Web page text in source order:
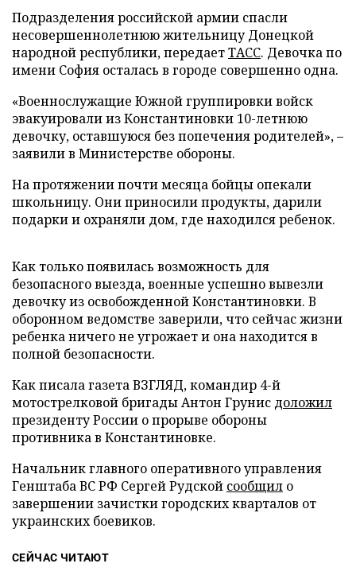
Подразделения российской армии спасли
несовершеннолетнюю жительницу Донецкой
народной республики, передаетТАСС. Девочка по
имени София осталась в городе совершенно одна.
«Военнослужащие Южной группировки войск
эвакуировали из Константиновки 10-летнюю
девочку, оставшуюся без попечения родителей», –
заявили в Министерстве обороны.
На протяжении почти месяца бойцы опекали
школьницу. Они приносили продукты, дарили
подарки и охраняли дом, где находился ребенок.
Как только появилась возможность для
безопасного выезда, военные успешно вывезли
девочку из освобожденной Константиновки. В
оборонном ведомстве заверили, что сейчас жизни
ребенка ничего не угрожает и она находится в
полной безопасности.
Как писала газета ВЗГЛЯД, командир 4-й
мотострелковой бригады Антон Грунис доложил
президенту России о прорыве обороны
противника в Константиновке.
Начальник главного оперативного управления
Генштаба ВС РФ Сергей Рудской сообщил о
завершении зачистки городских кварталов от
украинских боевиков.
СЕЙЧАС ЧИТАЮТ